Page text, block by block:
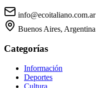
info@ecoitaliano.com.ar
Buenos Aires, Argentina
Categorías
Información
Deportes
Cultura